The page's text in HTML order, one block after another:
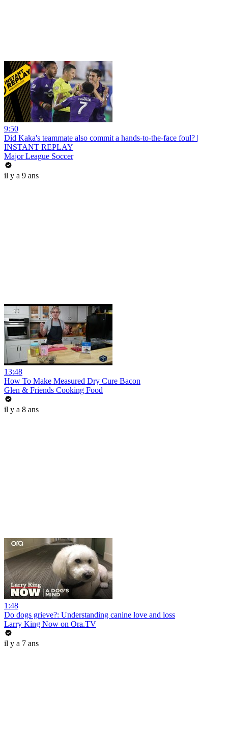
9:50
Did Kaka's teammate also commit a hands-to-the-face foul? |
INSTANT REPLAY
Major League Soccer
il y a 9 ans
13:48
How To Make Measured Dry Cure Bacon
Glen & Friends Cooking Food
il y a 8 ans
1:48
Do dogs grieve?: Understanding canine love and loss
Larry King Now on Ora.TV
il y a 7 ans